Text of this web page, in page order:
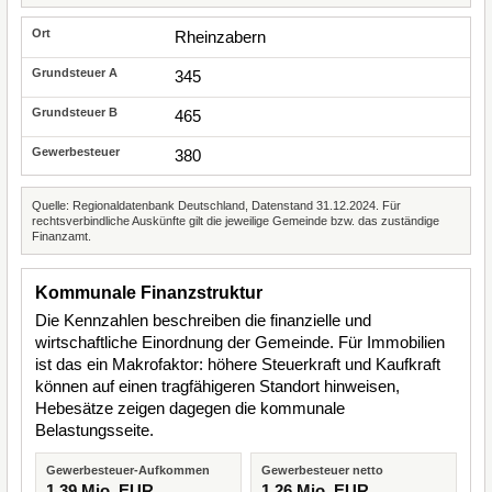
Rheinzabern
345
465
380
Quelle: Regionaldatenbank Deutschland, Datenstand 31.12.2024. Für
rechtsverbindliche Auskünfte gilt die jeweilige Gemeinde bzw. das zuständige
Finanzamt.
Kommunale Finanzstruktur
Die Kennzahlen beschreiben die finanzielle und
wirtschaftliche Einordnung der Gemeinde. Für Immobilien
ist das ein Makrofaktor: höhere Steuerkraft und Kaufkraft
können auf einen tragfähigeren Standort hinweisen,
Hebesätze zeigen dagegen die kommunale
Belastungsseite.
Gewerbesteuer-Aufkommen Gewerbesteuer netto